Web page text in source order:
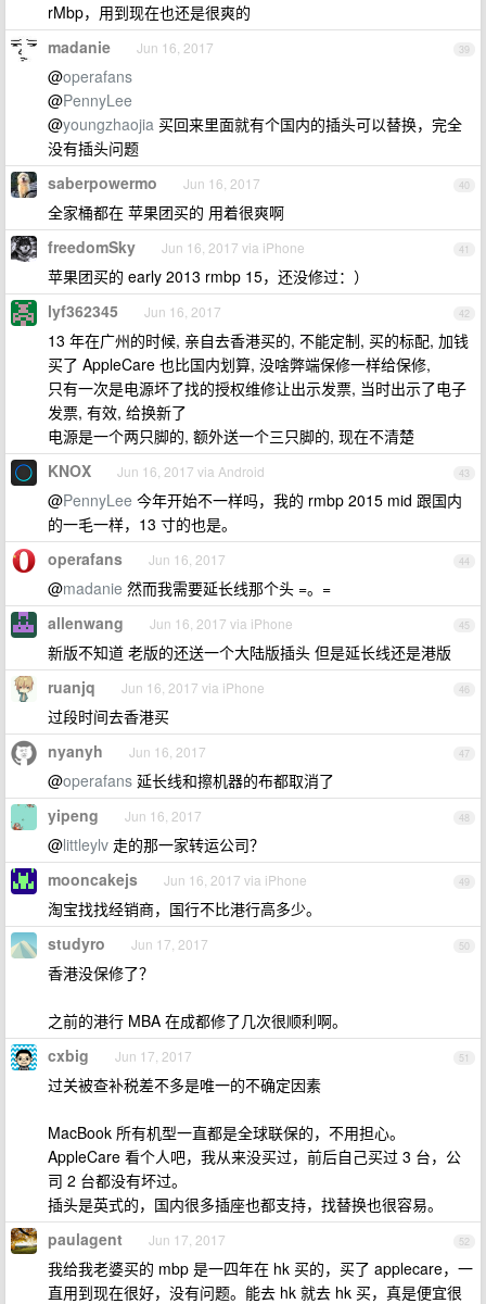
rMbp，用到现在也还是很爽的
39
madanie Jun 16, 2017
@operafans
@PennyLee
@youngzhaojia 买回来里面就有个国内的插头可以替换，完全
没有插头问题
40
saberpowermo Jun 16, 2017
全家桶都在 苹果团买的 用着很爽啊
41
freedomSky Jun 16, 2017 via iPhone
苹果团买的 early 2013 rmbp 15，还没修过：）
42
lyf362345 Jun 16, 2017
13 年在广州的时候, 亲自去香港买的, 不能定制, 买的标配, 加钱
买了 AppleCare 也比国内划算, 没啥弊端保修一样给保修,
只有一次是电源坏了找的授权维修让出示发票, 当时出示了电子
发票, 有效, 给换新了
电源是一个两只脚的, 额外送一个三只脚的, 现在不清楚
43
KNOX Jun 16, 2017 via Android
@PennyLee 今年开始不一样吗，我的 rmbp 2015 mid 跟国内
的一毛一样，13 寸的也是。
44
operafans Jun 16, 2017
@madanie 然而我需要延长线那个头 =。=
45
allenwang Jun 16, 2017 via iPhone
新版不知道 老版的还送一个大陆版插头 但是延长线还是港版
46
ruanjq Jun 16, 2017 via iPhone
过段时间去香港买
47
nyanyh Jun 16, 2017
@operafans 延长线和擦机器的布都取消了
48
yipeng Jun 16, 2017
@littleylv 走的那一家转运公司？
49
mooncakejs Jun 16, 2017 via iPhone
淘宝找找经销商，国行不比港行高多少。
50
studyro Jun 17, 2017
香港没保修了？
之前的港行 MBA 在成都修了几次很顺利啊。
51
cxbig Jun 17, 2017
过关被查补税差不多是唯一的不确定因素
MacBook 所有机型一直都是全球联保的，不用担心。
AppleCare 看个人吧，我从来没买过，前后自己买过 3 台，公
司 2 台都没有坏过。
插头是英式的，国内很多插座也都支持，找替换也很容易。
52
paulagent Jun 17, 2017
我给我老婆买的 mbp 是一四年在 hk 买的，买了 applecare，一
直用到现在很好，没有问题。能去 hk 就去 hk 买，真是便宜很